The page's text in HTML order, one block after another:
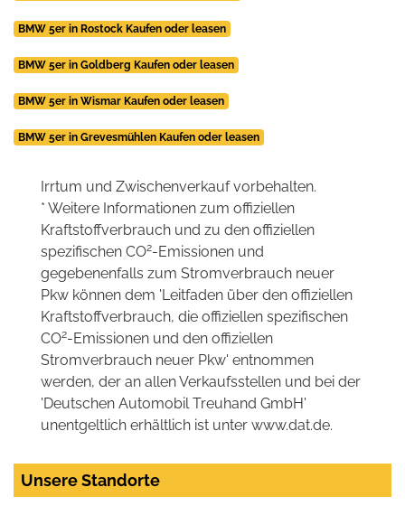
BMW 5er in Rostock Kaufen oder leasen
BMW 5er in Goldberg Kaufen oder leasen
BMW 5er in Wismar Kaufen oder leasen
BMW 5er in Grevesmühlen Kaufen oder leasen
Irrtum und Zwischenverkauf vorbehalten.
* Weitere Informationen zum offiziellen
Kraftstoffverbrauch und zu den offiziellen
spezifischen CO2-Emissionen und
gegebenenfalls zum Stromverbrauch neuer
Pkw können dem 'Leitfaden über den offiziellen
Kraftstoffverbrauch, die offiziellen spezifischen
CO2-Emissionen und den offiziellen
Stromverbrauch neuer Pkw' entnommen
werden, der an allen Verkaufsstellen und bei der
'Deutschen Automobil Treuhand GmbH'
unentgeltlich erhältlich ist unter www.dat.de.
Unsere Standorte